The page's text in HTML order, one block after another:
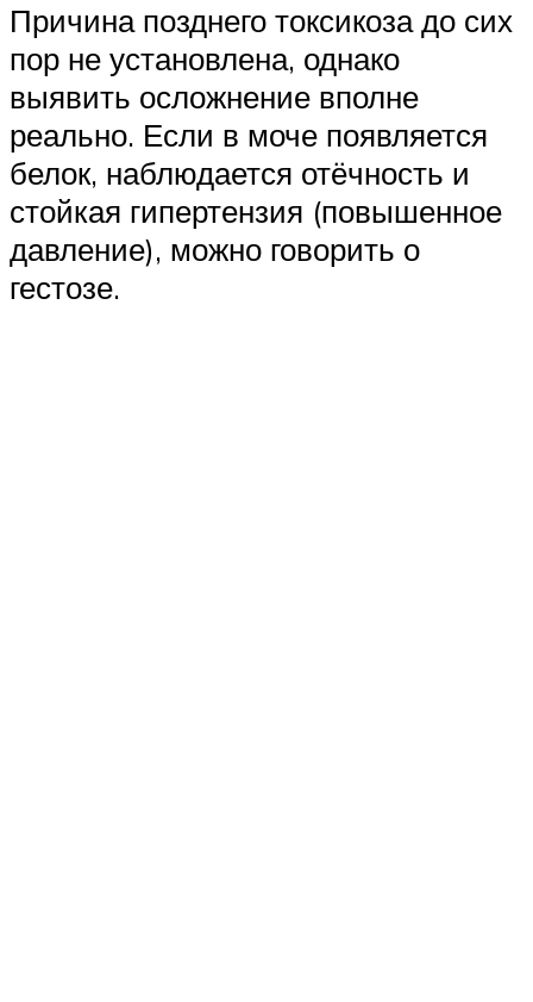
Причина позднего токсикоза до сих
пор не установлена, однако
выявить осложнение вполне
реально. Если в моче появляется
белок, наблюдается отёчность и
стойкая гипертензия (повышенное
давление), можно говорить о
гестозе.